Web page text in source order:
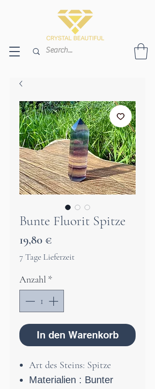
Bunte Fluorit Spitze
19,80 €
7 Tage Lieferzeit
Anzahl *
In den Warenkorb
Art des Steins: Spitze
Materialien : Bunter